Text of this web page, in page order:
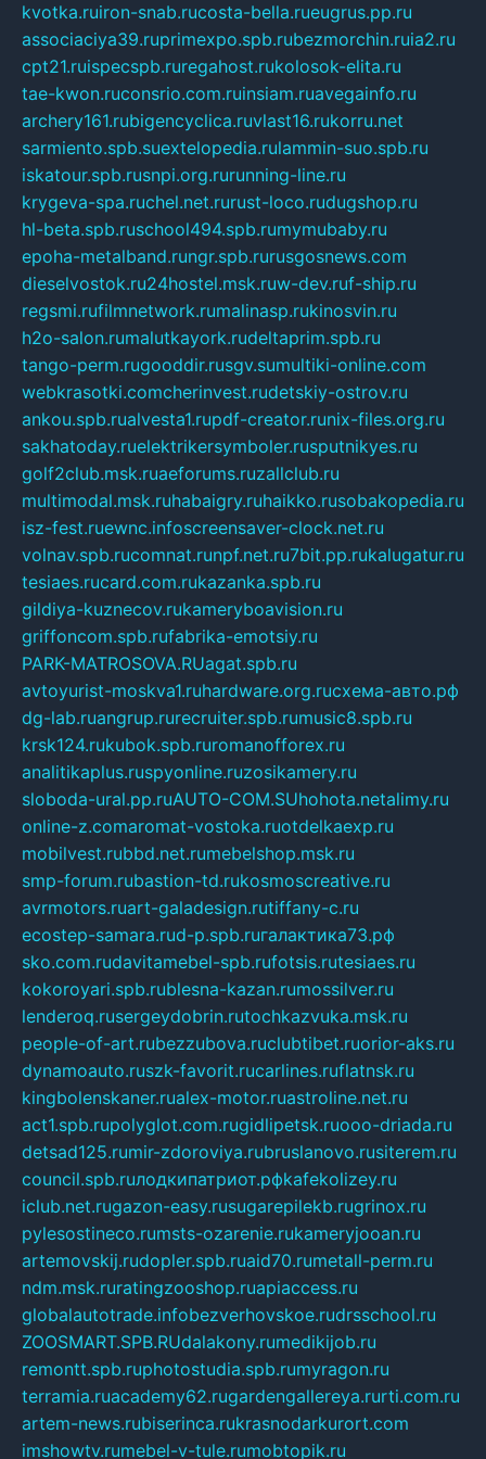
kvotka.ruiron-snab.rucosta-bella.rueugrus.pp.ru
associaciya39.ruprimexpo.spb.rubezmorchin.ruia2.ru
cpt21.ruispecspb.ruregahost.rukolosok-elita.ru
tae-kwon.ruconsrio.com.ruinsiam.ruavegainfo.ru
archery161.rubigencyclica.ruvlast16.rukorru.net
sarmiento.spb.suextelopedia.rulammin-suo.spb.ru
iskatour.spb.rusnpi.org.rurunning-line.ru
krygeva-spa.ruchel.net.rurust-loco.rudugshop.ru
hl-beta.spb.ruschool494.spb.rumymubaby.ru
epoha-metalband.rungr.spb.rurusgosnews.com
dieselvostok.ru24hostel.msk.ruw-dev.ruf-ship.ru
regsmi.rufilmnetwork.rumalinasp.rukinosvin.ru
h2o-salon.rumalutkayork.rudeltaprim.spb.ru
tango-perm.rugooddir.rusgv.sumultiki-online.com
webkrasotki.comcherinvest.rudetskiy-ostrov.ru
ankou.spb.rualvesta1.rupdf-creator.runix-files.org.ru
sakhatoday.ruelektrikersymboler.rusputnikyes.ru
golf2club.msk.ruaeforums.ruzallclub.ru
multimodal.msk.ruhabaigry.ruhaikko.rusobakopedia.ru
isz-fest.ruewnc.infoscreensaver-clock.net.ru
volnav.spb.rucomnat.runpf.net.ru7bit.pp.rukalugatur.ru
tesiaes.rucard.com.rukazanka.spb.ru
gildiya-kuznecov.rukameryboavision.ru
griffoncom.spb.rufabrika-emotsiy.ru
PARK-MATROSOVA.RUagat.spb.ru
avtoyurist-moskva1.ruhardware.org.ruсхема-авто.рф
dg-lab.ruangrup.rurecruiter.spb.rumusic8.spb.ru
krsk124.rukubok.spb.ruromanofforex.ru
analitikaplus.ruspyonline.ruzosikamery.ru
sloboda-ural.pp.ruAUTO-COM.SUhohota.netalimy.ru
online-z.comaromat-vostoka.ruotdelkaexp.ru
mobilvest.rubbd.net.rumebelshop.msk.ru
smp-forum.rubastion-td.rukosmoscreative.ru
avrmotors.ruart-galadesign.rutiffany-c.ru
ecostep-samara.rud-p.spb.ruгалактика73.рф
sko.com.rudavitamebel-spb.rufotsis.rutesiaes.ru
kokoroyari.spb.rublesna-kazan.rumossilver.ru
lenderoq.rusergeydobrin.rutochkazvuka.msk.ru
people-of-art.rubezzubova.ruclubtibet.ruorior-aks.ru
dynamoauto.ruszk-favorit.rucarlines.ruflatnsk.ru
kingbolenskaner.rualex-motor.ruastroline.net.ru
act1.spb.rupolyglot.com.rugidlipetsk.ruooo-driada.ru
detsad125.rumir-zdoroviya.rubruslanovo.rusiterem.ru
council.spb.ruлодкипатриот.рфkafekolizey.ru
iclub.net.rugazon-easy.rusugarepilekb.rugrinox.ru
pylesostineco.rumsts-ozarenie.rukameryjooan.ru
artemovskij.rudopler.spb.ruaid70.rumetall-perm.ru
ndm.msk.ruratingzooshop.ruapiaccess.ru
globalautotrade.infobezverhovskoe.rudrsschool.ru
ZOOSMART.SPB.RUdalakony.rumedikijob.ru
remontt.spb.ruphotostudia.spb.rumyragon.ru
terramia.ruacademy62.rugardengallereya.rurti.com.ru
artem-news.rubiserinca.rukrasnodarkurort.com
imshowtv.rumebel-v-tule.rumobtopik.ru